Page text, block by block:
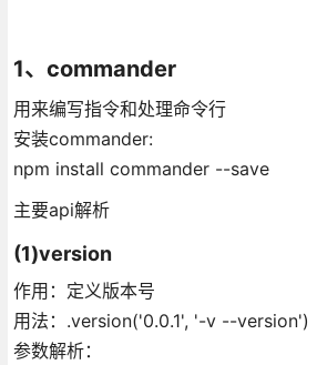
1、commander
用来编写指令和处理命令行
安装commander:
npm install commander --save
主要api解析
(1)version
作用：定义版本号
用法：.version('0.0.1', '-v --version')
参数解析：